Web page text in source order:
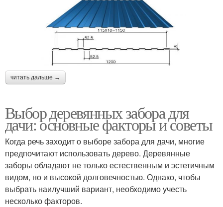
читать дальше →
Выбор деревянных забора для
дачи: основные факторы и советы
Когда речь заходит о выборе забора для дачи, многие
предпочитают использовать дерево. Деревянные
заборы обладают не только естественным и эстетичным
видом, но и высокой долговечностью. Однако, чтобы
выбрать наилучший вариант, необходимо учесть
несколько факторов.